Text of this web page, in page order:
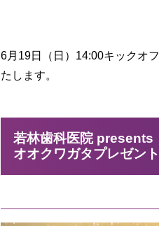
6月19日（日）14:00キックオ
たします。
若林歯科医院 presents
オオクワガタプレゼン